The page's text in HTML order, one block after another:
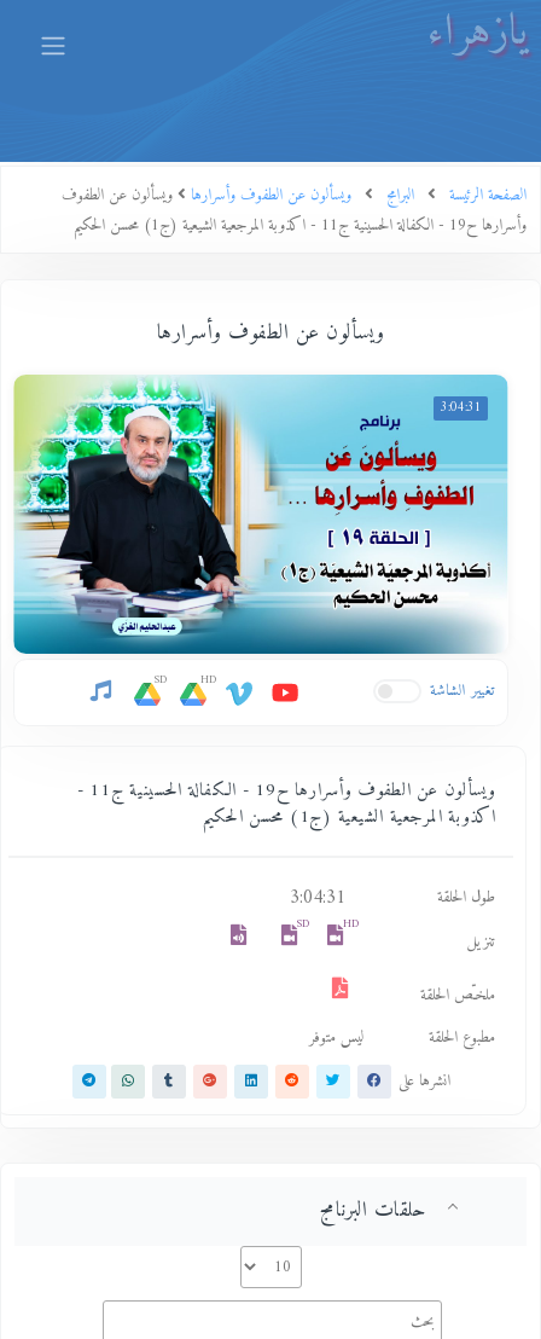
يازهراء
الصفحة الرئيسة البرامج ويسألون عن الطفوف وأسرارها
ويسألون عن الطفوف
وأسرارها ح19 - الكفالة الحسينية ج11 - اكذوبة المرجعية الشيعية (ج1) محسن الحكيم
ويسألون عن الطفوف وأسرارها
3:04:31
تغيير الشاشة HD
SD
ويسألون عن الطفوف وأسرارها ح19 - الكفالة الحسينية ج11 -
اكذوبة المرجعية الشيعية (ج1) محسن الحكيم
طول الحلقة 3:04:31
تنزيل
HD
SD
ملخـّص الحلقة
مطبوع الحلقة
ليس متوفر
انشرها على
حلقات البرنامج